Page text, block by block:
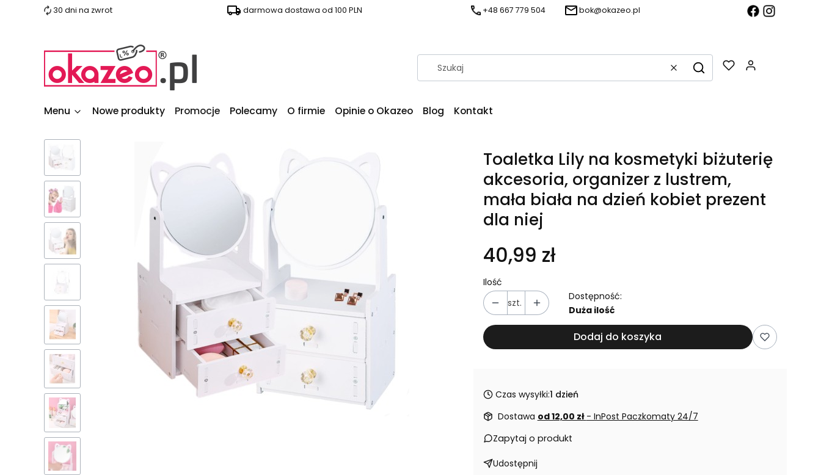
30 dni na zwrot darmowa dostawa od 100 PLN +48 667 779 504 bok@okazeo.pl
WyczyśćSzukaj
Menu Nowe produkty Promocje Polecamy O firmie Opinie o Okazeo Blog Kontakt
Toaletka Lily na kosmetyki biżuterię
akcesoria, organizer z lustrem,
mała biała na dzień kobiet prezent
dla niej
40,99 zł
Ilość
szt.
Dostępność:
Duża ilość
Dodaj do koszyka
Czas wysyłki:1 dzień
Dostawa od 12,00 zł - InPost Paczkomaty 24/7
Zapytaj o produkt
Udostępnij